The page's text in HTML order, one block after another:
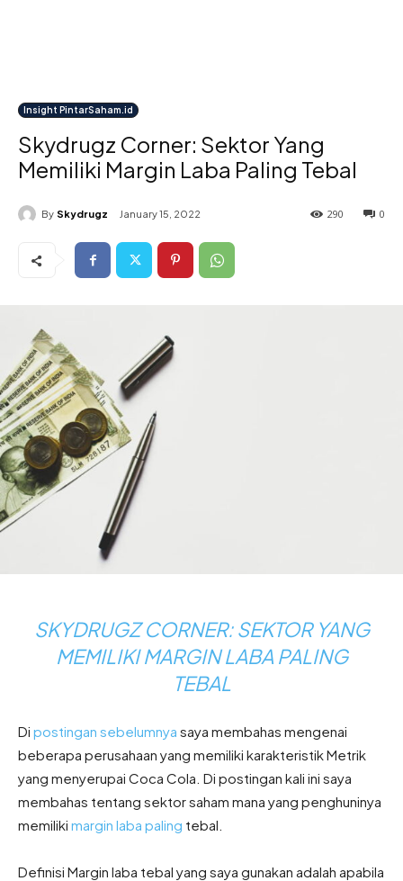
Insight PintarSaham.id
Skydrugz Corner: Sektor Yang
Memiliki Margin Laba Paling Tebal
By Skydrugz January 15, 2022 0
290
SKYDRUGZ CORNER: SEKTOR YANG
MEMILIKI MARGIN LABA PALING
TEBAL
Di postingan sebelumnya saya membahas mengenai
beberapa perusahaan yang memiliki karakteristik Metrik
yang menyerupai Coca Cola. Di postingan kali ini saya
membahas tentang sektor saham mana yang penghuninya
memiliki margin laba paling tebal.
Definisi Margin laba tebal yang saya gunakan adalah apabila